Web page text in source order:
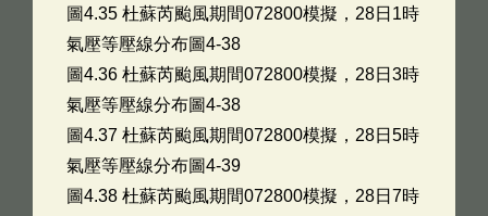
圖4.35 杜蘇芮颱風期間072800模擬，28日1時
氣壓等壓線分布圖4-38
圖4.36 杜蘇芮颱風期間072800模擬，28日3時
氣壓等壓線分布圖4-38
圖4.37 杜蘇芮颱風期間072800模擬，28日5時
氣壓等壓線分布圖4-39
圖4.38 杜蘇芮颱風期間072800模擬，28日7時